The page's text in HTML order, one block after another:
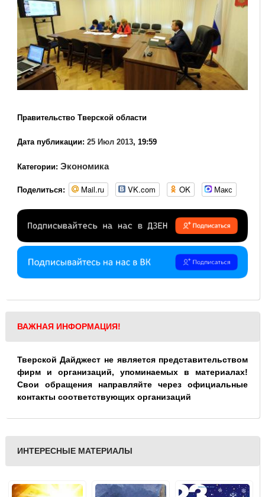
Правительство Тверской области
Дата публикации: 25 Июл 2013, 19:59
Категории: Экономика
Поделиться: Mail.ru VK.com OK Макс
ВАЖНАЯ ИНФОРМАЦИЯ!
Тверской Дайджест не является представительством
фирм и организаций, упоминаемых в материалах!
Свои обращения направляйте через официальные
контакты соответствующих организаций
ИНТЕРЕСНЫЕ МАТЕРИАЛЫ